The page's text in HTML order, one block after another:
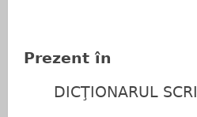
Prezent în
DICŢIONARUL